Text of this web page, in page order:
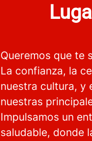
Queremos que te
La confianza, la
nuestra cultura, y
nuestras
Impulsamos un
saludable, donde